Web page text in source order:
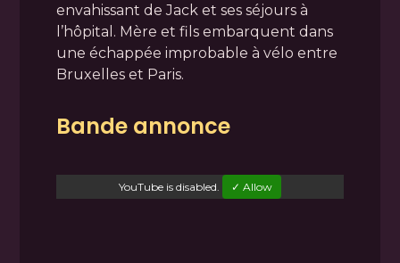
envahissant de Jack et ses séjours à
l’hôpital. Mère et fils embarquent dans
une échappée improbable à vélo entre
Bruxelles et Paris.
Bande annonce
YouTube is disabled. ✓ Allow